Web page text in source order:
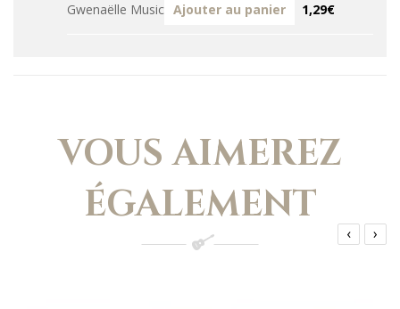
Gwenaëlle Music Ajouter au panier 1,29€
VOUS AIMEREZ
ÉGALEMENT
‹ ›